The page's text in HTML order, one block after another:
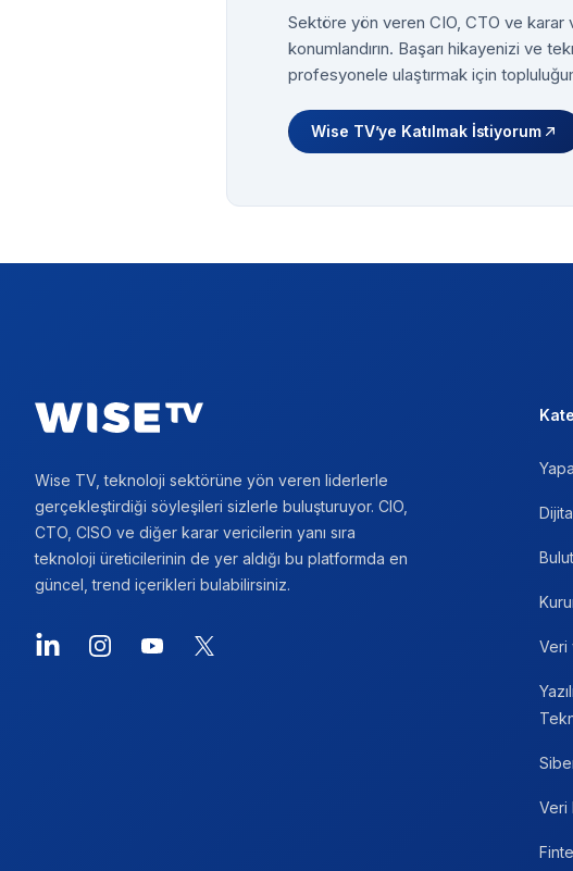
Sektöre yön veren CIO, CTO ve karar
konumlandırın. Başarı hikayenizi ve
profesyonele ulaştırmak için
Wise TV’ye Katılmak İstiyorum
Wise TV, teknoloji sektörüne yön veren liderlerle
gerçekleştirdiği söyleşileri sizlerle buluşturuyor. CIO,
CTO, CISO ve diğer karar vericilerin yanı sıra
teknoloji üreticilerinin de yer aldığı bu platformda en
güncel, trend içerikleri bulabilirsiniz.
LinkedInInstagramYouTube
X Veri
Veri